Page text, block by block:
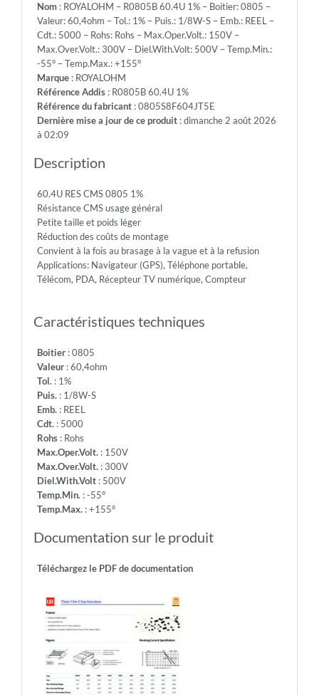
Rohs:
Rohs
-
Max.Oper.Volt.:
150V
-
Max.Over.Volt.:
300V
-
-55°
-
Temp.Max.:
+155°
Nom: ROYALOHM – R0805B 60.4U 1% – Boitier: 0805 –
Valeur: 60,4ohm – Tol.: 1% – Puis.: 1/8W-S – Emb.: REEL –
Cdt.: 5000 – Rohs: Rohs – Max.Oper.Volt.: 150V –
Max.Over.Volt.: 300V – Diel.With.Volt: 500V – Temp.Min.:
-55° – Temp.Max.: +155°
Marque: ROYALOHM
Référence Addis: R0805B 60.4U 1%
Référence du fabricant: 0805S8F604JT5E
Dernière mise a jour de ce produit: dimanche 2 août 2026
à 02:09
Description
60.4U RES CMS 0805 1%
Résistance CMS usage général
Petite taille et poids léger
Réduction des coûts de montage
Convient à la fois au brasage à la vague et à la refusion
Applications: Navigateur (GPS), Téléphone portable,
Télécom, PDA, Récepteur TV numérique, Compteur
Caractéristiques techniques
Boitier: 0805
Valeur: 60,4ohm
Tol.: 1%
Puis.: 1/8W-S
Emb.: REEL
Cdt.: 5000
Rohs: Rohs
Max.Oper.Volt.: 150V
Max.Over.Volt.: 300V
Diel.With.Volt: 500V
Temp.Min.: -55°
Temp.Max.: +155°
Documentation sur le produit
Téléchargez le PDF de documentation